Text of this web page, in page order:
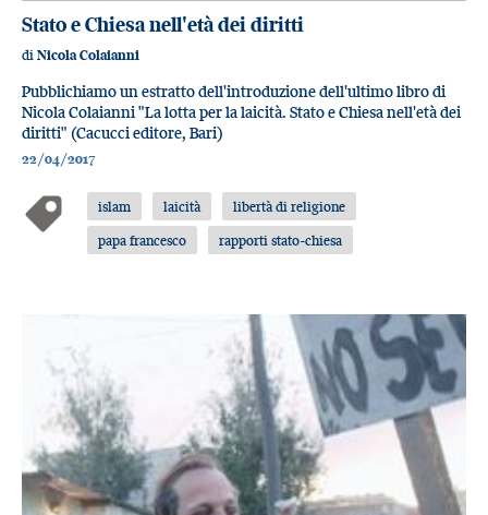
Stato e Chiesa nell'età dei diritti
di Nicola Colaianni
Pubblichiamo un estratto dell'introduzione dell'ultimo libro di
Nicola Colaianni "La lotta per la laicità. Stato e Chiesa nell'età dei
diritti" (Cacucci editore, Bari)
22/04/2017
islam laicità
libertà di religione
papa francesco
rapporti stato-chiesa